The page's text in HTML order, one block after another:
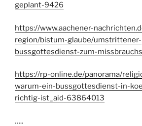
geplant-9426
https://www.aachener-
region/bistum-glaube/umstrittener-
bussgottesdienst-zum-
https://rp-online.de/panorama/
warum-ein-bussgottesdienst-in-
richtig-ist_aid-63864013
…..